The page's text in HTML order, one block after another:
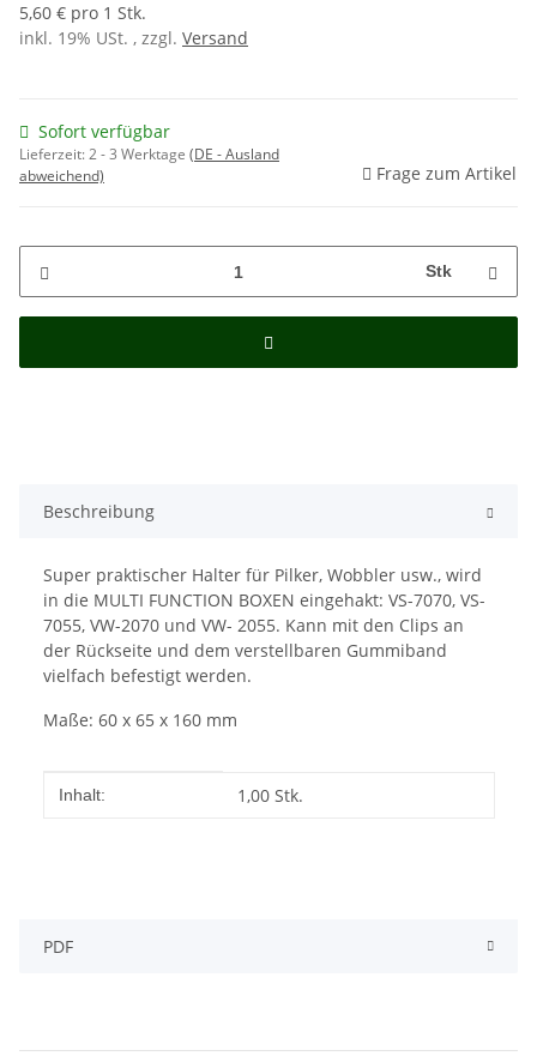
5,60 € pro 1 Stk.
inkl. 19% USt. , zzgl. Versand
Sofort verfügbar
Lieferzeit:2 - 3 Werktage (DE - Ausland
abweichend)
Frage zum Artikel
Stk
Beschreibung
Super praktischer Halter für Pilker, Wobbler usw., wird
in die MULTI FUNCTION BOXEN eingehakt: VS-7070, VS-
7055, VW-2070 und VW- 2055. Kann mit den Clips an
der Rückseite und dem verstellbaren Gummiband
vielfach befestigt werden.
Maße: 60 x 65 x 160 mm
Produkteigenschaft
Wert
Inhalt: 1,00 Stk.
PDF